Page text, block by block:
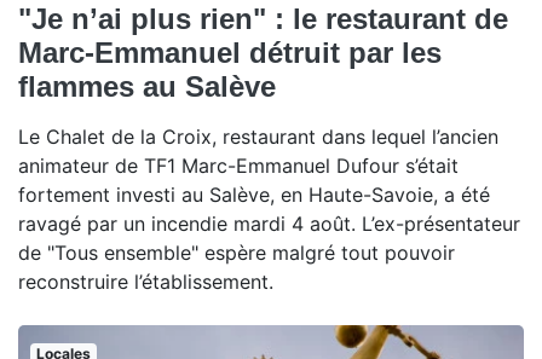
"Je n’ai plus rien" : le restaurant de
Marc-Emmanuel détruit par les
flammes au Salève
Le Chalet de la Croix, restaurant dans lequel l’ancien
animateur de TF1 Marc-Emmanuel Dufour s’était
fortement investi au Salève, en Haute-Savoie, a été
ravagé par un incendie mardi 4 août. L’ex-présentateur
de "Tous ensemble" espère malgré tout pouvoir
reconstruire l’établissement.
Locales